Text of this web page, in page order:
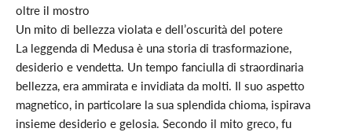
oltre il mostro
Un mito di bellezza violata e dell’oscurità del potere
La leggenda di Medusa è una storia di trasformazione,
desiderio e vendetta. Un tempo fanciulla di straordinaria
bellezza, era ammirata e invidiata da molti. Il suo aspetto
magnetico, in particolare la sua splendida chioma, ispirava
insieme desiderio e gelosia. Secondo il mito greco, fu